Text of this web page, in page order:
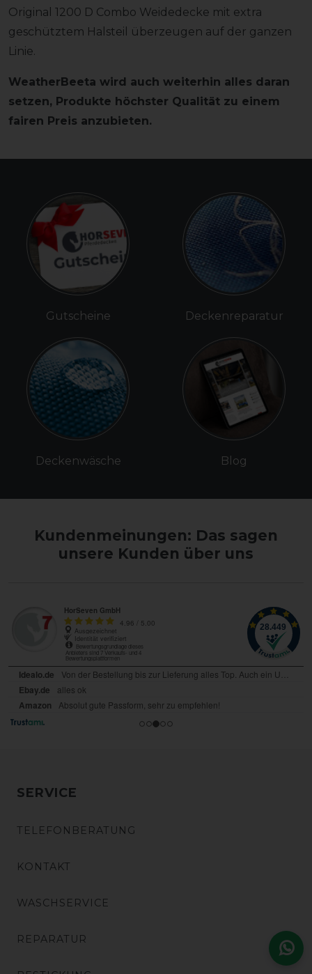
Original 1200 D Combo Weidedecke mit extra
geschütztem Halsteil überzeugen auf der ganzen
Linie.
WeatherBeeta wird auch weiterhin alles daran
setzen, Produkte höchster Qualität zu einem
fairen Preis anzubieten.
Gutscheine
Deckenwäsche
Deckenreparatur
Blog
Kundenmeinungen: Das sagen
unsere Kunden über uns
SERVICE
TELEFONBERATUNG
KONTAKT
WASCHSERVICE
REPARATUR